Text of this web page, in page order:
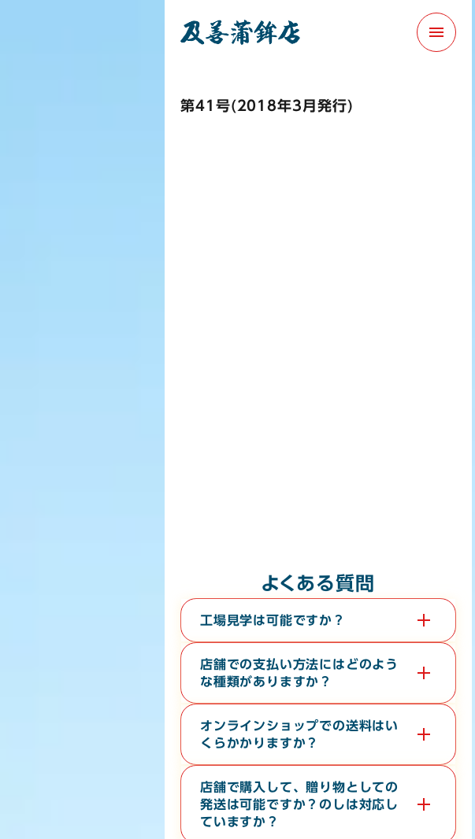
menu
第41号(2018年3月発行)
よくある質問
工場見学は可能ですか？
はい。教育旅行や経済団体等、団体様の工場見学も承っ
ております。無料で３０分から６０分程度の時間で承っ
ております。希望日の１０日前までに電話またはお問い
合わせフォームよりご連絡ください。
店舗での支払い方法にはどのよう
な種類がありますか？
現金・各クレジットカード・各種電子マネー・バーコー
ド決済が対応しております。
オンラインショップでの送料はい
くらかかりますか？
お届け先の地域や、常温便・冷蔵便・冷凍便などの温度
帯によって異なります。オンラインショップの
イドをご確認ください。
店舗で購入して、贈り物としての
発送は可能ですか？のしは対応し
ていますか？